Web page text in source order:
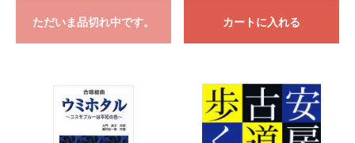
ただいま品切れ中です。 カートに入れる